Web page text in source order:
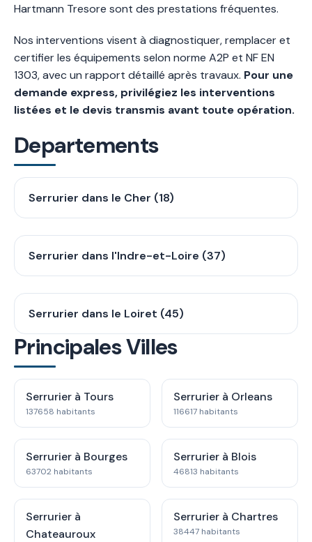
Hartmann Tresore sont des prestations fréquentes.
Nos interventions visent à diagnostiquer, remplacer et
certifier les équipements selon norme A2P et NF EN
1303, avec un rapport détaillé après travaux. Pour une
demande express, privilégiez les interventions
listées et le devis transmis avant toute opération.
Departements
Serrurier dans le Cher (18)
Serrurier dans l'Indre-et-Loire (37)
Serrurier dans le Loiret (45)
Principales Villes
Serrurier à Tours
137658 habitants
Serrurier à Orleans
116617 habitants
Serrurier à Bourges
63702 habitants
Serrurier à Blois
46813 habitants
Serrurier à
Chateauroux
Serrurier à Chartres
38447 habitants